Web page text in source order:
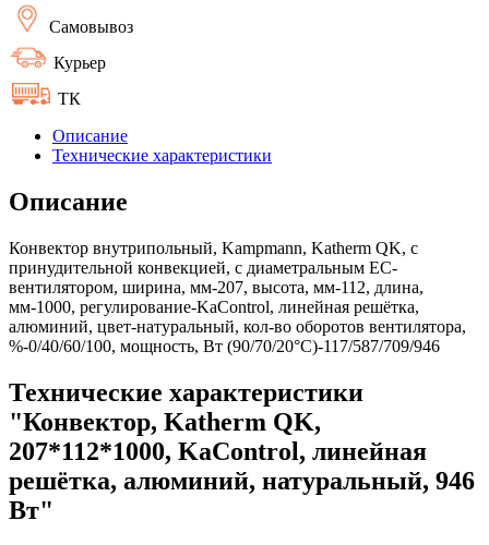
Самовывоз
Курьер
ТК
Описание
Технические характеристики
Описание
Конвектор внутрипольный, Kampmann, Katherm QK, с
принудительной конвекцией, с диаметральным EC-
вентилятором, ширина, мм-207, высота, мм-112, длина,
мм-1000, регулирование-KaControl, линейная решётка,
алюминий, цвет-натуральный, кол-во оборотов вентилятора,
%-0/40/60/100, мощность, Вт (90/70/20°C)-117/587/709/946
Технические характеристики
"Конвектор, Katherm QK,
207*112*1000, KaControl, линейная
решётка, алюминий, натуральный, 946
Вт"